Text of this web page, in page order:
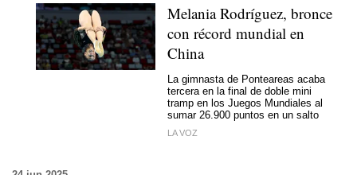
Melania Rodríguez, bronce
con récord mundial en
China
La gimnasta de Ponteareas acaba
tercera en la final de doble mini
tramp en los Juegos Mundiales al
sumar 26.900 puntos en un salto
LA VOZ